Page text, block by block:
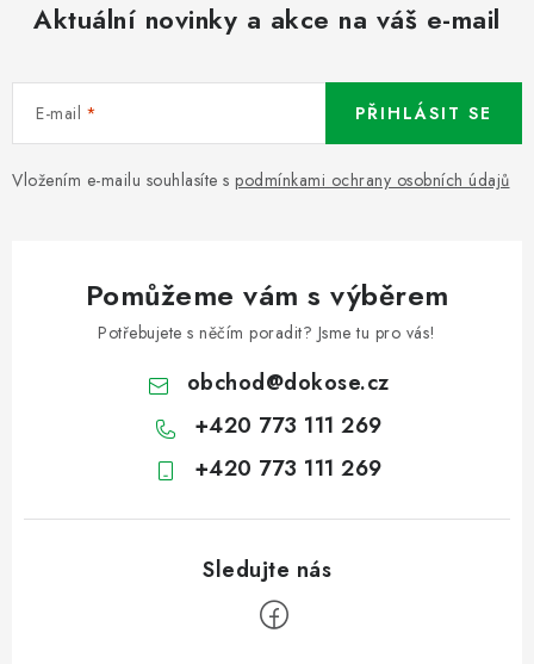
Aktuální novinky a akce na váš e-mail
E-mail
Vložením e-mailu souhlasíte s podmínkami ochrany osobních údajů
PŘIHLÁSIT SE
Pomůžeme vám s výběrem
Potřebujete s něčím poradit? Jsme tu pro vás!
obchod@dokose.cz
+420 773 111 269
+420 773 111 269